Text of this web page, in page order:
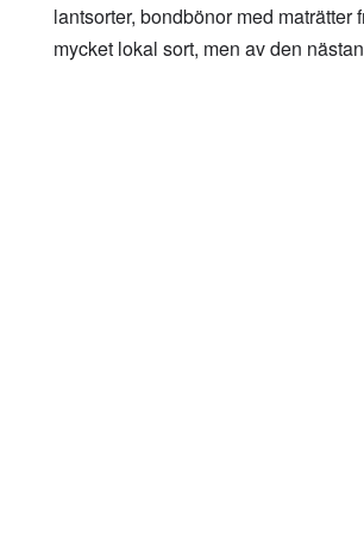
lantsorter, bondbönor med maträtter
mycket lokal sort, men av den